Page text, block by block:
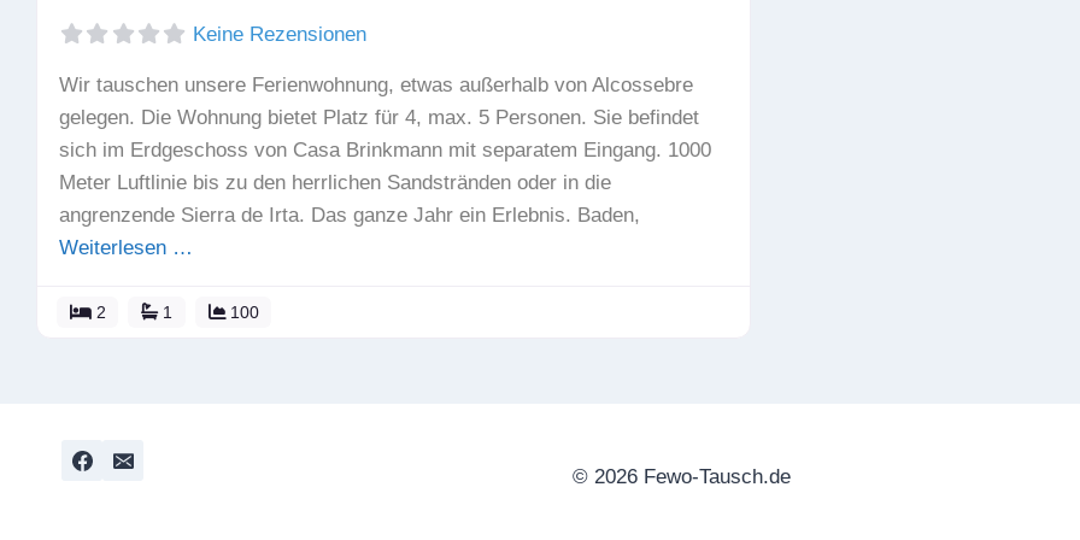
Keine Rezensionen
Wir tauschen unsere Ferienwohnung, etwas außerhalb von Alcossebre
gelegen. Die Wohnung bietet Platz für 4, max. 5 Personen. Sie befindet
sich im Erdgeschoss von Casa Brinkmann mit separatem Eingang. 1000
Meter Luftlinie bis zu den herrlichen Sandstränden oder in die
angrenzende Sierra de Irta. Das ganze Jahr ein Erlebnis. Baden,
Weiterlesen …
2 1 100
© 2026 Fewo-Tausch.de